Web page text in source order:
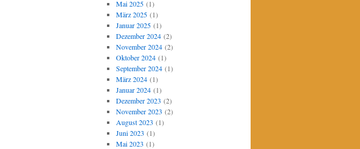
Mai 2025(1)
März 2025(1)
Januar 2025(1)
Dezember 2024(2)
November 2024(2)
Oktober 2024(1)
September 2024(1)
März 2024(1)
Januar 2024(1)
Dezember 2023 (2)
November 2023 (2)
August 2023 (1)
Juni 2023 (1)
Mai 2023 (1)